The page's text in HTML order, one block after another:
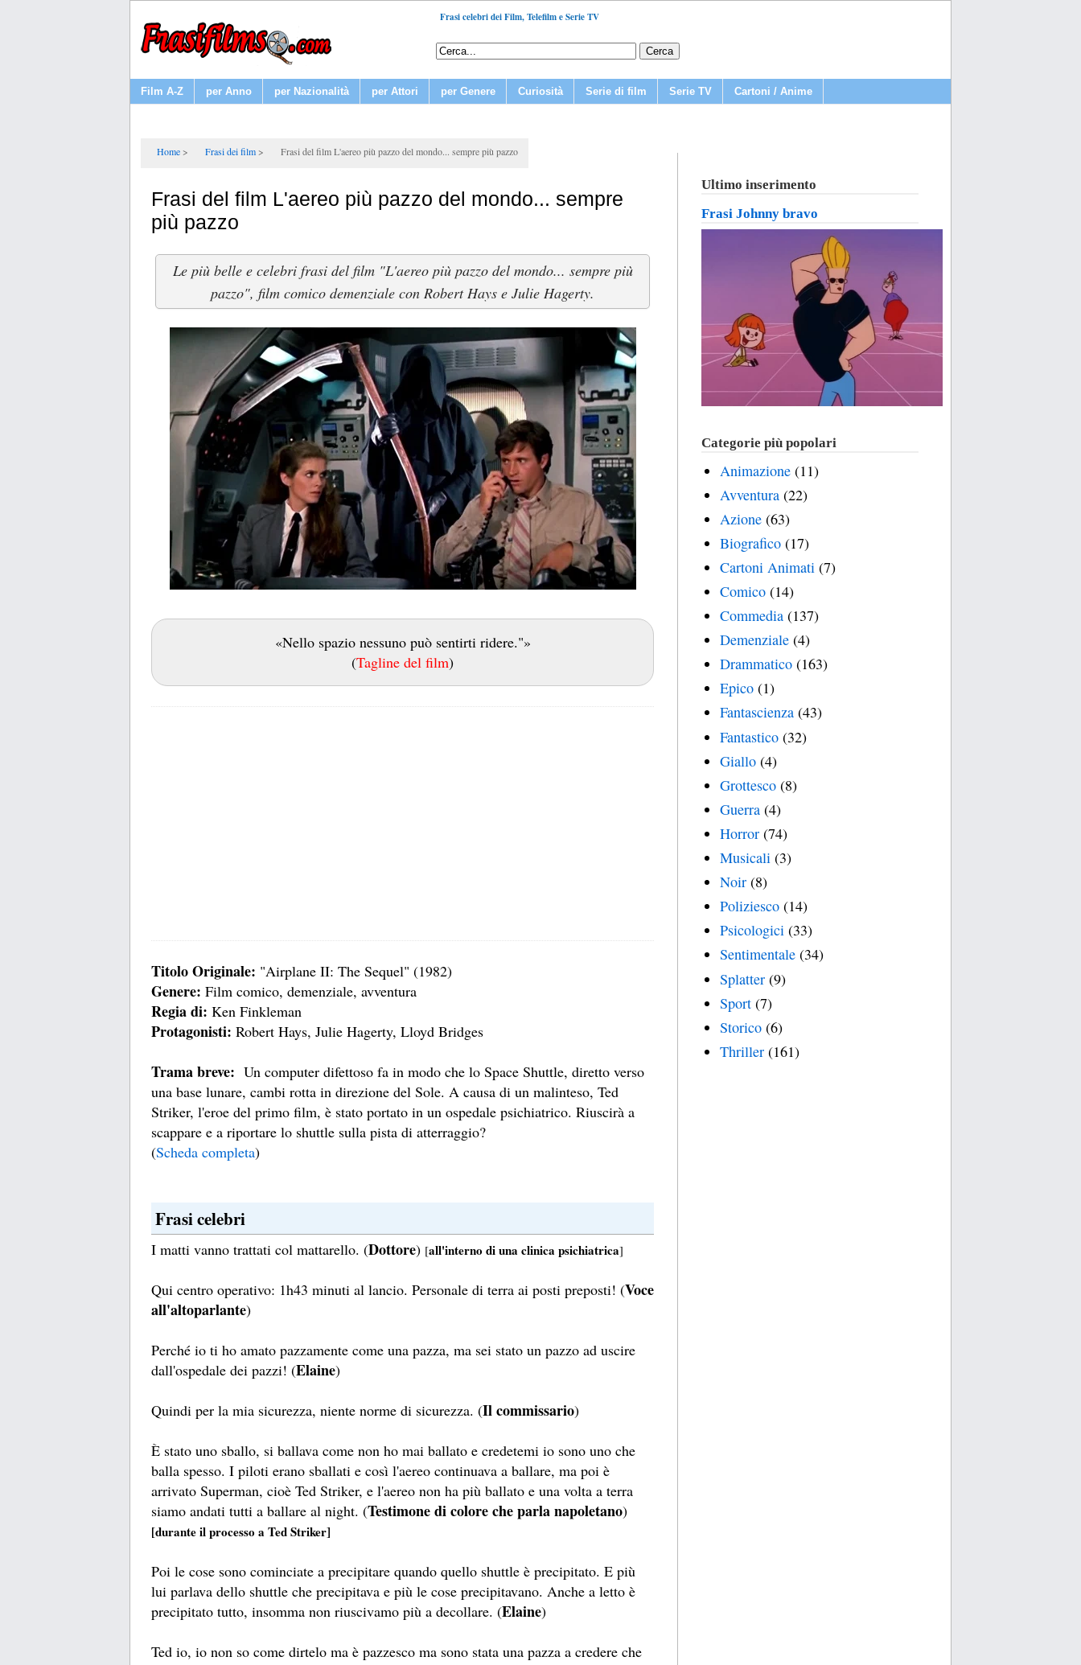
Frasi celebri dei Film, Telefilm e Serie TV
Film A-Z per Anno per Nazionalità per Attori per Genere Curiosità Serie di film Serie TV Cartoni / Anime
Home Frasi dei film Frasi del film L'aereo più pazzo del mondo... sempre più pazzo
Frasi del film L'aereo più pazzo del mondo... sempre
più pazzo
Le più belle e celebri frasi del film "L'aereo più pazzo del mondo... sempre più
pazzo", film comico demenziale con Robert Hays e Julie Hagerty.
«Nello spazio nessuno può sentirti ridere."»
(Tagline del film)
Titolo Originale: "Airplane II: The Sequel" (1982)
Genere: Film comico, demenziale, avventura
Regia di: Ken Finkleman
Protagonisti: Robert Hays, Julie Hagerty, Lloyd Bridges
Trama breve: Un computer difettoso fa in modo che lo Space Shuttle, diretto verso
una base lunare, cambi rotta in direzione del Sole. A causa di un malinteso, Ted
Striker, l'eroe del primo film, è stato portato in un ospedale psichiatrico. Riuscirà a
scappare e a riportare lo shuttle sulla pista di atterraggio?
(Scheda completa)
Frasi celebri
I matti vanno trattati col mattarello. (Dottore) [all'interno di una clinica psichiatrica]
Qui centro operativo: 1h43 minuti al lancio. Personale di terra ai posti preposti! (Voce
all'altoparlante)
Perché io ti ho amato pazzamente come una pazza, ma sei stato un pazzo ad uscire
dall'ospedale dei pazzi! (Elaine)
Quindi per la mia sicurezza, niente norme di sicurezza. (Il commissario)
È stato uno sballo, si ballava come non ho mai ballato e credetemi io sono uno che
balla spesso. I piloti erano sballati e così l'aereo continuava a ballare, ma poi è
arrivato Superman, cioè Ted Striker, e l'aereo non ha più ballato e una volta a terra
siamo andati tutti a ballare al night. (Testimone di colore che parla napoletano)
[durante il processo a Ted Striker]
Poi le cose sono cominciate a precipitare quando quello shuttle è precipitato. E più
lui parlava dello shuttle che precipitava e più le cose precipitavano. Anche a letto è
precipitato tutto, insomma non riuscivamo più a decollare. (Elaine)
Ted io, io non so come dirtelo ma è pazzesco ma sono stata una pazza a credere che
Ultimo inserimento
Frasi Johnny bravo
Categorie più popolari
Animazione (11)
Avventura (22)
Azione (63)
Biografico (17)
Cartoni Animati (7)
Comico (14)
Commedia (137)
Demenziale (4)
Drammatico (163)
Epico (1)
Fantascienza (43)
Fantastico (32)
Giallo (4)
Grottesco (8)
Guerra (4)
Horror (74)
Musicali (3)
Noir (8)
Poliziesco (14)
Psicologici (33)
Sentimentale (34)
Splatter (9)
Sport (7)
Storico (6)
Thriller (161)